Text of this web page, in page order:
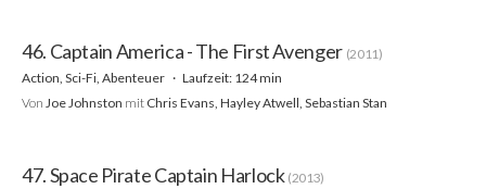
46. Captain America - The First Avenger (2011)
Action, Sci-Fi, Abenteuer
Laufzeit: 124 min
Von Joe Johnston mit Chris Evans, Hayley Atwell, Sebastian Stan
47. Space Pirate Captain Harlock (2013)